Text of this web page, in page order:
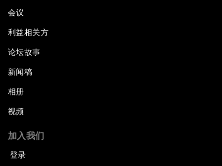
会议
利益相关方
论坛故事
新闻稿
相册
视频
加入我们
登录